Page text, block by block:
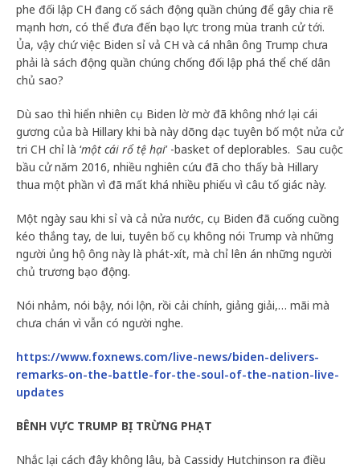
phe đối lập CH đang cố sách động quần chúng để gây chia rẽ
mạnh hơn, có thể đưa đến bạo lực trong mùa tranh cử tới.
Ủa, vậy chứ việc Biden sỉ vả CH và cá nhân ông Trump chưa
phải là sách động quần chúng chống đối lập phá thể chế dân
chủ sao?
Dù sao thì hiển nhiên cụ Biden lờ mờ đã không nhớ lại cái
gương của bà Hillary khi bà này dõng dạc tuyên bố một nửa cử
tri CH chỉ là ‘một cái rổ tệ hại’ -basket of deplorables. Sau cuộc
bầu cử năm 2016, nhiều nghiên cứu đã cho thấy bà Hillary
thua một phần vì đã mất khá nhiều phiếu vì câu tố giác này.
Một ngày sau khi sỉ và cả nửa nước, cụ Biden đã cuống cuồng
kéo thắng tay, de lui, tuyên bố cụ không nói Trump và những
người ủng hộ ông này là phát-xít, mà chỉ lên án những người
chủ trương bạo động.
Nói nhảm, nói bậy, nói lộn, rồi cải chính, giảng giải,… mãi mà
chưa chán vì vẫn có người nghe.
https://www.foxnews.com/live-news/biden-delivers-
remarks-on-the-battle-for-the-soul-of-the-nation-live-
updates
BÊNH VỰC TRUMP BỊ TRỪNG PHẠT
Nhắc lại cách đây không lâu, bà Cassidy Hutchinson ra điều